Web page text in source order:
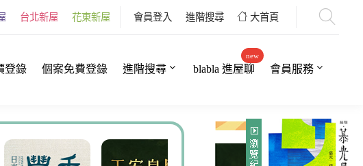
台北新屋 花東新屋 會員登入 進階搜尋 大首頁
登錄 個案免費登錄 進階搜尋 blabla 進屋聊
new
會員服務